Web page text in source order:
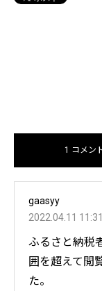
1 コメン
gaasyy
2022.04.11
ふるさと納税
囲を超えて閲
た。